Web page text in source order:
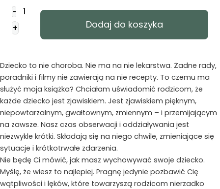
-
ilość
Mądrzy
rodzice
+ Dodaj do koszyka
Dziecko to nie choroba. Nie ma na nie lekarstwa. Żadne rady,
poradniki i filmy nie zawierają na nie recepty. To czemu ma
służyć moja książka? Chciałam uświadomić rodzicom, że
każde dziecko jest zjawiskiem. Jest zjawiskiem pięknym,
niepowtarzalnym, gwałtownym, zmiennym – i przemijającym
na zawsze. Nasz czas obserwacji i oddziaływania jest
niezwykle krótki. Składają się na niego chwile, zmieniające się
sytuacje i krótkotrwałe zdarzenia.
Nie będę Ci mówić, jak masz wychowywać swoje dziecko.
Myślę, że wiesz to najlepiej. Pragnę jedynie pozbawić Cię
wątpliwości i lęków, które towarzyszą rodzicom nierzadko